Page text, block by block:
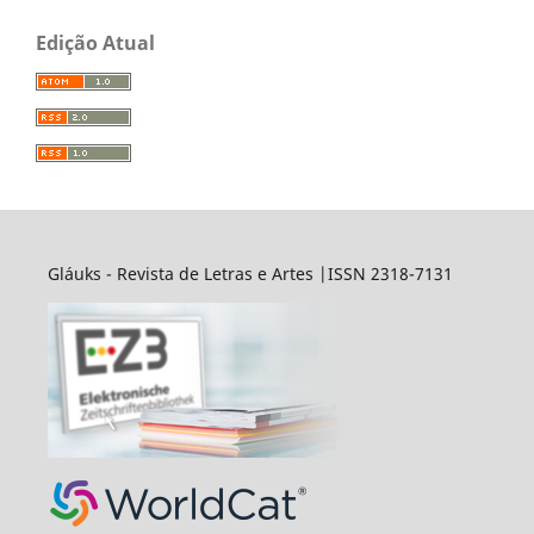
Edição Atual
Gláuks - Revista de Letras e Artes |ISSN 2318-7131